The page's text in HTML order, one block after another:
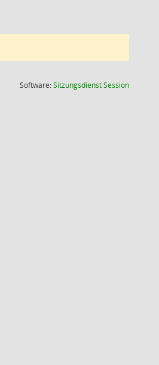
Software:SitzungsdienstSession(Wird in